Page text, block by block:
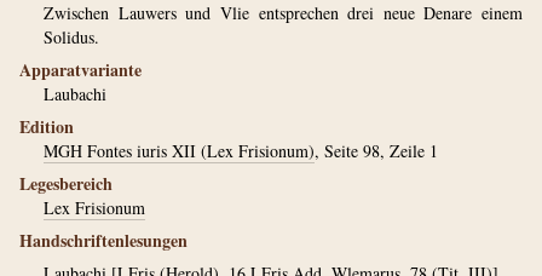
Zwischen Lauwers und Vlie entsprechen drei neue Denare einem
Solidus.
Apparatvariante
Laubachi
Edition
MGH Fontes iuris XII (Lex Frisionum), Seite 98, Zeile 1
Legesbereich
Lex Frisionum
Handschriftenlesungen